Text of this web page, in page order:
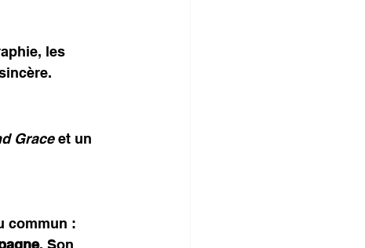
les
Grace et un
commun :
. Son